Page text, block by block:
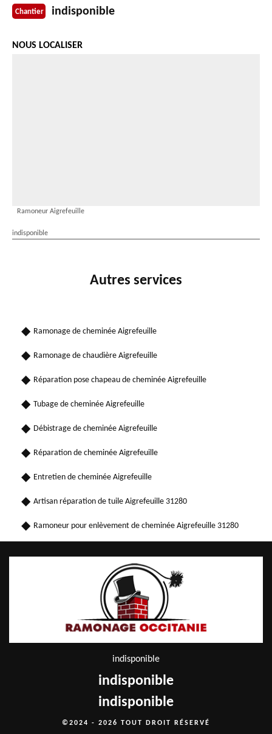
Chantier indisponible
NOUS LOCALISER
Ramoneur Aigrefeuille
indisponible
Autres services
Ramonage de cheminée Aigrefeuille
Ramonage de chaudière Aigrefeuille
Réparation pose chapeau de cheminée Aigrefeuille
Tubage de cheminée Aigrefeuille
Débistrage de cheminée Aigrefeuille
Réparation de cheminée Aigrefeuille
Entretien de cheminée Aigrefeuille
Artisan réparation de tuile Aigrefeuille 31280
Ramoneur pour enlèvement de cheminée Aigrefeuille 31280
indisponible
indisponible
indisponible
©2024 - 2026 TOUT DROIT RÉSERVÉ